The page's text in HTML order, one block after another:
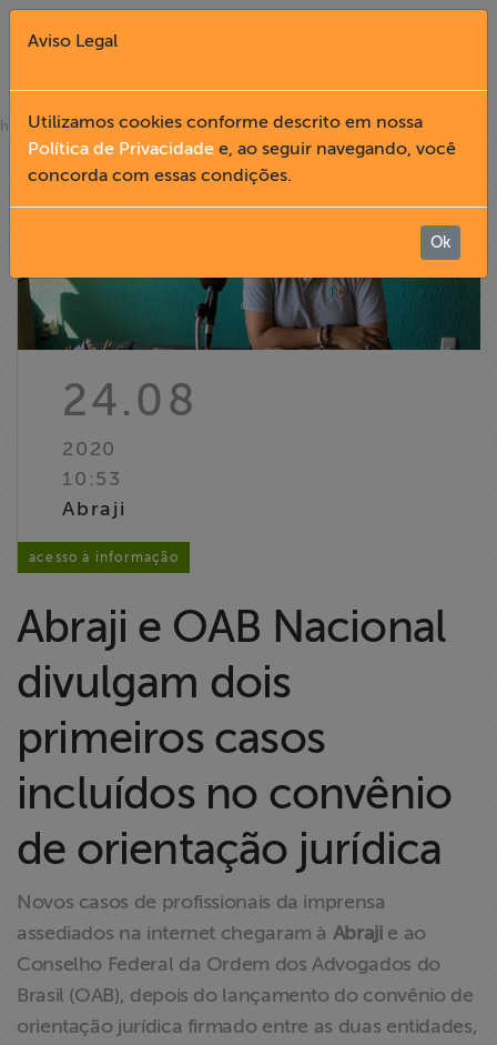
Fechar X
English
Institucional
Informação
Liberdade de
Expressão
Projetos
Proteção Legal
e Litigância
Documentários
dos
Homenageados
Notícias
Associe-se
Doe para
ABRAJI
home»notícias
24.08
2020
10:53
Abraji
acesso à informação
Abraji e OAB Nacional
divulgam dois
primeiros casos
incluídos no convênio
de orientação jurídica
Novos casos de profissionais da imprensa
assediados na internet chegaram à Abrajie ao
Conselho Federal da Ordem dos Advogados do
Brasil (OAB), depois do lançamento do convênio de
orientação jurídica firmado entre as duas entidades,
Aviso Legal
Utilizamos cookies conforme descrito em nossa
Política de Privacidade e, ao seguir navegando, você
concorda com essas condições.
Ok